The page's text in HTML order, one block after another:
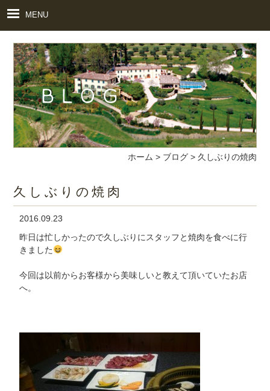
MENU
ホーム > ブログ> 久しぶりの焼肉
久しぶりの焼肉
2016.09.23
昨日は忙しかったので久しぶりにスタッフと焼肉を食べに行
きました
今回は以前からお客様から美味しいと教えて頂いていたお店
へ。